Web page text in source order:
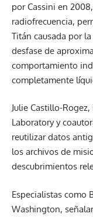
por Cassini en
radiofrecuencia,
Titán causada por
desfase de
comportamiento
completamente
Julie Castillo-
Laboratory y
reutilizar datos
los archivos de
descubrimientos
Especialistas como
Washington,